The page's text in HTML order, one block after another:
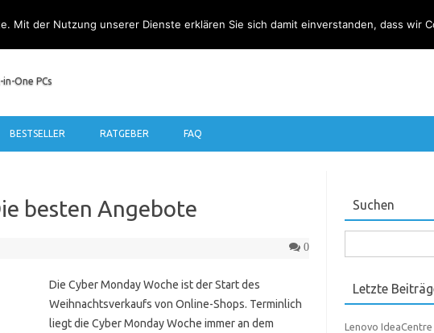
One PCs
BESTSELLER RATGEBER FAQ
besten Angebote
0
Die Cyber Monday Woche ist der Start des
Weihnachtsverkaufs von Online-Shops. Terminlich
liegt die Cyber Monday Woche immer an dem
Suchen
nach:
Letzte
Lenovo IdeaCentre
Mit der Nutzung unserer Dienste erklären Sie sich damit einverstanden, dass wir